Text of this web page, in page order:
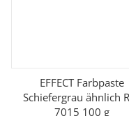
EFFECT Farbpaste
Schiefergrau ähnlich
7015 100 g